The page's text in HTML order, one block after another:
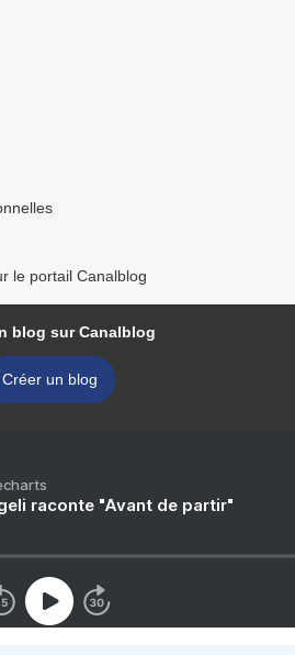
le portail Canalblog
blog sur Canalblog
Créer un blog
raconte "Avant de partir"